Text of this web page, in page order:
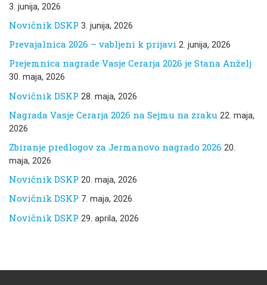
3. junija, 2026
Novičnik DSKP 3. junija, 2026
Prevajalnica 2026 – vabljeni k prijavi 2. junija, 2026
Prejemnica nagrade Vasje Cerarja 2026 je Stana Anželj
30. maja, 2026
Novičnik DSKP 28. maja, 2026
Nagrada Vasje Cerarja 2026 na Sejmu na zraku 22. maja,
2026
Zbiranje predlogov za Jermanovo nagrado 2026 20.
maja, 2026
Novičnik DSKP 20. maja, 2026
Novičnik DSKP 7. maja, 2026
Novičnik DSKP 29. aprila, 2026